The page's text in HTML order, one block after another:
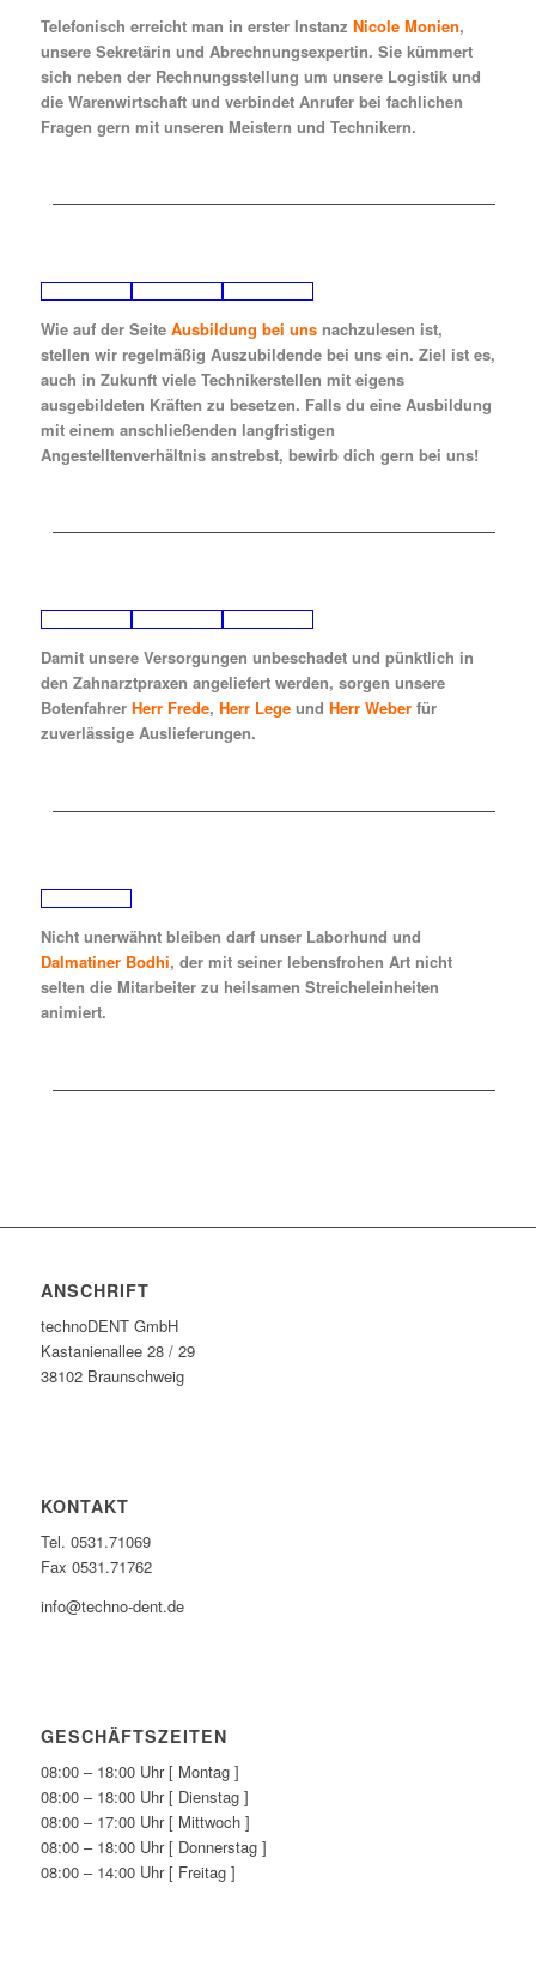
Telefonisch erreicht man in erster Instanz Nicole Monien,
unsere Sekretärin und Abrechnungsexpertin. Sie kümmert
sich neben der Rechnungsstellung um unsere Logistik und
die Warenwirtschaft und verbindet Anrufer bei fachlichen
Fragen gern mit unseren Meistern und Technikern.
Wie auf der Seite Ausbildung bei unsnachzulesen ist,
stellen wir regelmäßig Auszubildende bei uns ein. Ziel ist es,
auch in Zukunft viele Technikerstellen mit eigens
ausgebildeten Kräften zu besetzen. Falls du eine Ausbildung
mit einem anschließenden langfristigen
Angestelltenverhältnis anstrebst, bewirb dich gern bei uns!
Damit unsere Versorgungen unbeschadet und pünktlich in
den Zahnarztpraxen angeliefert werden, sorgen unsere
Botenfahrer Herr Frede, Herr Legeund Herr Weberfür
zuverlässige Auslieferungen.
Nicht unerwähnt bleiben darf unser Laborhund und
Dalmatiner Bodhi, der mit seiner lebensfrohen Art nicht
selten die Mitarbeiter zu heilsamen Streicheleinheiten
animiert.
ANSCHRIFT
technoDENT GmbH
Kastanienallee 28 / 29
38102 Braunschweig
KONTAKT
Tel. 0531.71069
Fax 0531.71762
info@techno-dent.de
GESCHÄFTSZEITEN
08:00 – 18:00 Uhr [ Montag ]
08:00 – 18:00 Uhr [ Dienstag ]
08:00 – 17:00 Uhr [ Mittwoch ]
08:00 – 18:00 Uhr [ Donnerstag ]
08:00 – 14:00 Uhr [ Freitag ]